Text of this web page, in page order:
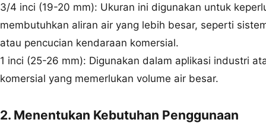
3/4 inci (19-20 mm): Ukuran ini digunakan untuk
membutuhkan aliran air yang lebih besar, seperti
atau pencucian kendaraan komersial.
1 inci (25-26 mm): Digunakan dalam aplikasi industri
komersial yang memerlukan volume air besar.
2. Menentukan Kebutuhan Penggunaan